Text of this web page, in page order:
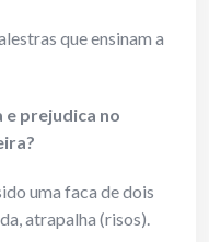
que ensinam a
e prejudica no
uma faca de dois
atrapalha (risos).